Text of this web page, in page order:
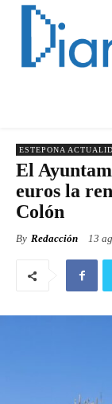
ESTEPONA
El
euros la
Colón
By Redacción 13